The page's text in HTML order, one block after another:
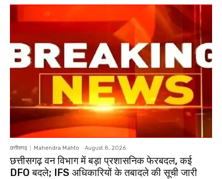
छत्तीसगढ़ Mahendra Mahto - August 8, 2026
छत्तीसगढ़ वन विभाग में बड़ा प्रशासनिक फेरबदल, कई
DFO बदले; IFS अधिकारियों के तबादले की सूची जारी